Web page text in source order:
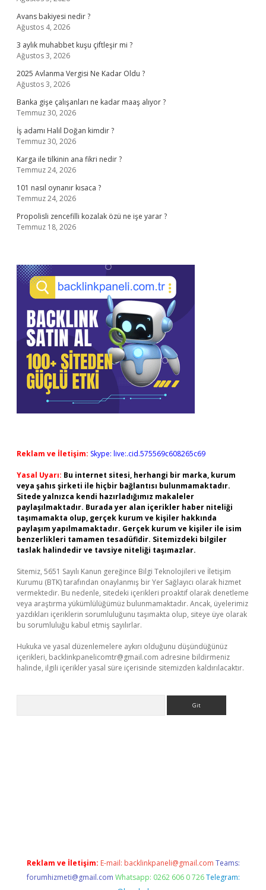
Avans bakiyesi nedir ?
Ağustos 4, 2026
3 aylık muhabbet kuşu çiftleşir mi ?
Ağustos 3, 2026
2025 Avlanma Vergisi Ne Kadar Oldu ?
Ağustos 3, 2026
Banka gişe çalışanları ne kadar maaş alıyor ?
Temmuz 30, 2026
İş adamı Halil Doğan kimdir ?
Temmuz 30, 2026
Karga ile tilkinin ana fikri nedir ?
Temmuz 24, 2026
101 nasıl oynanır kısaca ?
Temmuz 24, 2026
Propolisli zencefilli kozalak özü ne işe yarar ?
Temmuz 18, 2026
Reklam ve İletişim: Skype: live:.cid.575569c608265c69
Yasal Uyarı: Bu internet sitesi, herhangi bir marka, kurum
veya şahıs şirketi ile hiçbir bağlantısı bulunmamaktadır.
Sitede yalnızca kendi hazırladığımız makaleler
paylaşılmaktadır. Burada yer alan içerikler haber niteliği
taşımamakta olup, gerçek kurum ve kişiler hakkında
paylaşım yapılmamaktadır. Gerçek kurum ve kişiler ile isim
benzerlikleri tamamen tesadüfidir. Sitemizdeki bilgiler
taslak halindedir ve tavsiye niteliği taşımazlar.
Sitemiz, 5651 Sayılı Kanun gereğince Bilgi Teknolojileri ve İletişim
Kurumu (BTK) tarafından onaylanmış bir Yer Sağlayıcı olarak hizmet
vermektedir. Bu nedenle, sitedeki içerikleri proaktif olarak denetleme
veya araştırma yükümlülüğümüz bulunmamaktadır. Ancak, üyelerimiz
yazdıkları içeriklerin sorumluluğunu taşımakta olup, siteye üye olarak
bu sorumluluğu kabul etmiş sayılırlar.
Hukuka ve yasal düzenlemelere aykırı olduğunu düşündüğünüz
içerikleri, backlinkpanelicomtr@gmail.com adresine bildirmeniz
halinde, ilgili içerikler yasal süre içerisinde sitemizden kaldırılacaktır.
Reklam ve İletişim: E-mail: backlinkpaneli@gmail.com Teams:
forumhizmeti@gmail.com Whatsapp: 0262 606 0 726 Telegram: